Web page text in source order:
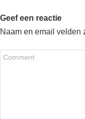
Geef een reactie
Naam en email velden